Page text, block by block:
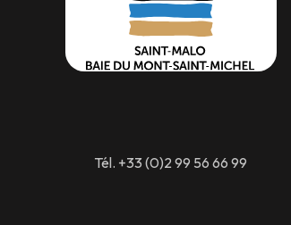
Tél. +33 (0)2 99 56 66 99